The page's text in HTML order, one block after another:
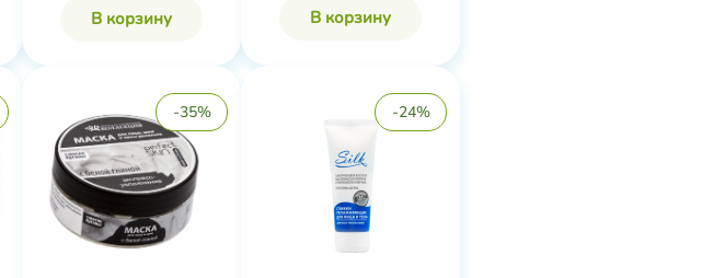
В корзину В корзину
-35% -24%